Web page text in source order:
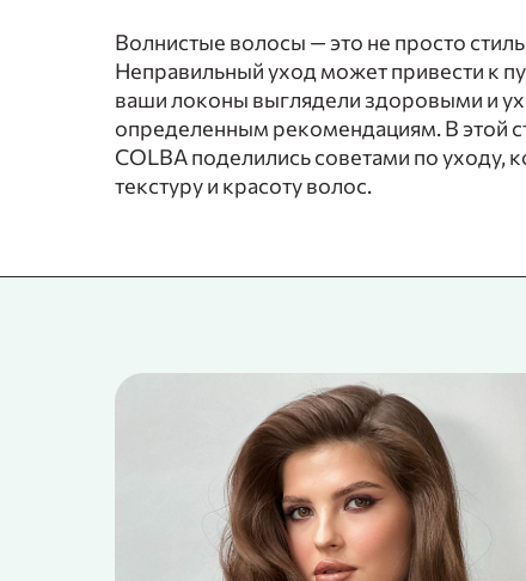
Волнистые волосы — это не просто
Неправильный уход может привести к
ваши локоны выглядели здоровыми и
определенным рекомендациям. В этой
COLBA поделились советами по уходу,
текстуру и красоту волос.